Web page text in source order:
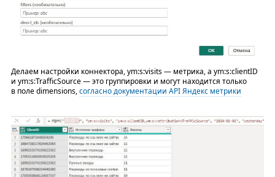
Делаем настройки коннектора, ym:s:visits — метрика, а ym:s:clientID
и ym:s:TrafficSource — это группировки и могут находится только
в поле dimensions,согласно документации API Яндекс метрики